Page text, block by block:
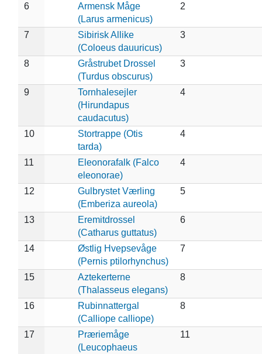
6
Armensk Måge
(Larus armenicus)
2
7
Sibirisk Allike
(Coloeus dauuricus)
3
8
Gråstrubet Drossel
(Turdus obscurus)
3
9
Tornhalesejler
(Hirundapus
caudacutus)
4
10
Stortrappe (Otis
tarda)
4
11
Eleonorafalk (Falco
eleonorae)
4
12
Gulbrystet Værling
(Emberiza aureola)
5
13
Eremitdrossel
(Catharus guttatus)
6
14
Østlig Hvepsevåge
(Pernis ptilorhynchus)
7
15
Aztekerterne
(Thalasseus elegans)
8
16
Rubinnattergal
(Calliope calliope)
8
17
Præriemåge
(Leucophaeus
11